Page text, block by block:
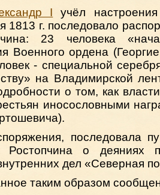
I учёл
1813 г. последовало
23 человека
Военного ордена
- специальной
на Владимирской
о том, как
иносословными
последовала
Ростопчина о деяниях
дел «Северная
таким образом